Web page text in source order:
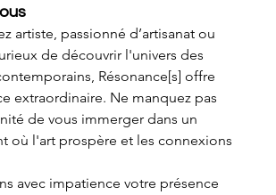
artiste, passionné d’artisanat ou
de découvrir l'univers des
Résonance[s] offre
extraordinaire. Ne manquez pas
de vous immerger dans un
où l'art prospère et les connexions
avec impatience votre présence